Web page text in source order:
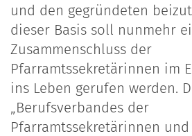
und den gegründeten
dieser Basis soll nunmehr
Zusammenschluss der
Pfarramtssekretärinnen im
ins Leben gerufen werden.
„Berufsverbandes der
Pfarramtssekretärinnen und